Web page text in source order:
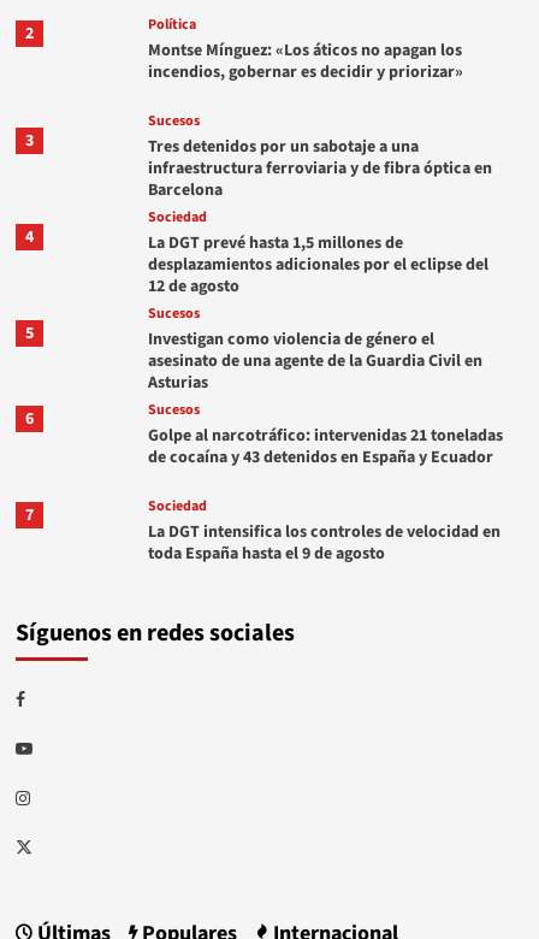
2 Política
Montse Mínguez: «Los áticos no apagan los
incendios, gobernar es decidir y priorizar»
3
Sucesos
Tres detenidos por un sabotaje a una
infraestructura ferroviaria y de fibra óptica en
Barcelona
4
Sociedad
La DGT prevé hasta 1,5 millones de
desplazamientos adicionales por el eclipse del
12 de agosto
5
Sucesos
Investigan como violencia de género el
asesinato de una agente de la Guardia Civil en
Asturias
6
Sucesos
Golpe al narcotráfico: intervenidas 21 toneladas
de cocaína y 43 detenidos en España y Ecuador
7 Sociedad
La DGT intensifica los controles de velocidad en
toda España hasta el 9 de agosto
Síguenos en redes sociales
Facebook
Youtube
Instagram
Twitter